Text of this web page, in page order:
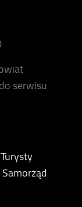
serwisu
Samorząd